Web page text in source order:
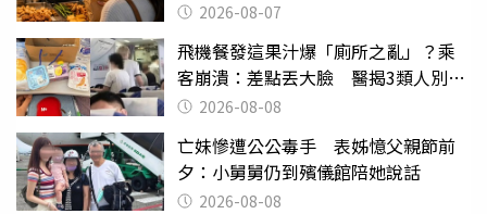
2026-08-07
飛機餐發這果汁爆「廁所之亂」？乘
客崩潰：差點丟大臉 醫揭3類人別亂
喝 2026-08-08
亡妹慘遭公公毒手 表姊憶父親節前
夕：小舅舅仍到殯儀館陪她說話
2026-08-08